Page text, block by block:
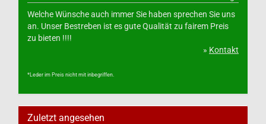
Welche Wünsche auch immer Sie haben sprechen Sie uns
an. Unser Bestreben ist es gute Qualität zu fairem Preis
zu bieten !!!!
» Kontakt
*Leder im Preis nicht mit inbegriffen.
Zuletzt angesehen